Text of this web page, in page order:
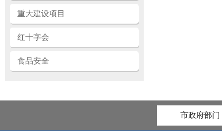
重大建设项目
红十字会
食品安全
市政府部门